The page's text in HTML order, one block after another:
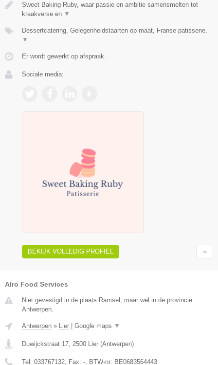
Sweet Baking Ruby, waar passie en ambitie samensmelten tot
kraakverse en ▼
Dessertcatering, Gelegenheidstaarten op maat, Franse patisserie,
▼
Er wordt gewerkt op afspraak.
Sociale media:
BEKIJK VOLLEDIG PROFIEL
Alro Food Services
Niet gevestigd in de plaats Ramsel, maar wel in de provincie
Antwerpen.
Antwerpen » Lier Google maps ▼
Duwijckstraat 17 2500 Lier (Antwerpen)
Tel: 033767132 , Fax: - , BTW-nr: BE0683564443